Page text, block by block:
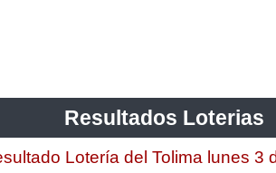
Resultados Loterias
Lotería del Tolima lunes 3